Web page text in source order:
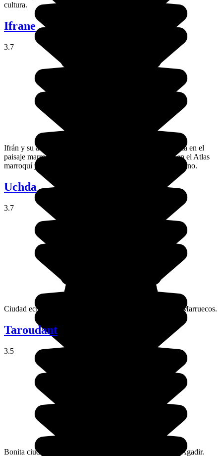
cultura.
Ifrane
3.7
Ifrán y su arquitectura europea kitschparecen una anomalía en el
paisaje marroquí, sin embargo, la ciudad es buena base en el Atlas
marroquí y un excelente destino para los deportes de invierno.
Uchda
3.7
Ciudad ecléctica en la frontera con Argelia, al noreste de Marruecos.
Taroudant
3.5
Bonita ciudad tradicional del sur de Marruecos, cerca de Agadir.